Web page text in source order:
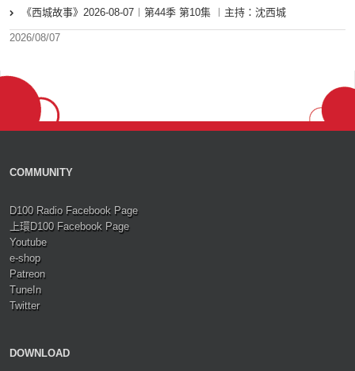
《西城故事》2026-08-07︱第44季 第10集 ︱主持：沈西城
2026/08/07
COMMUNITY
D100 Radio Facebook Page
上環D100 Facebook Page
Youtube
e-shop
Patreon
TuneIn
Twitter
DOWNLOAD